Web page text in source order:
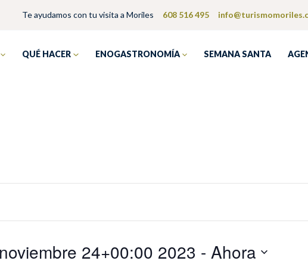
Te ayudamos con tu visita a Moriles 608 516 495
QUÉ HACER ENOGASTRONOMÍA SEMANA SANTA
24+00:00 2023 - Ahora